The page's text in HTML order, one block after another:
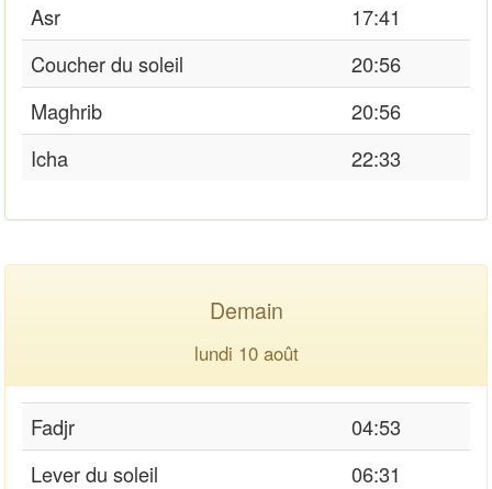
Asr
17:41
Coucher du soleil
20:56
Maghrib
20:56
Icha
22:33
Demain
lundi 10 août
Fadjr
04:53
Lever du soleil
06:31